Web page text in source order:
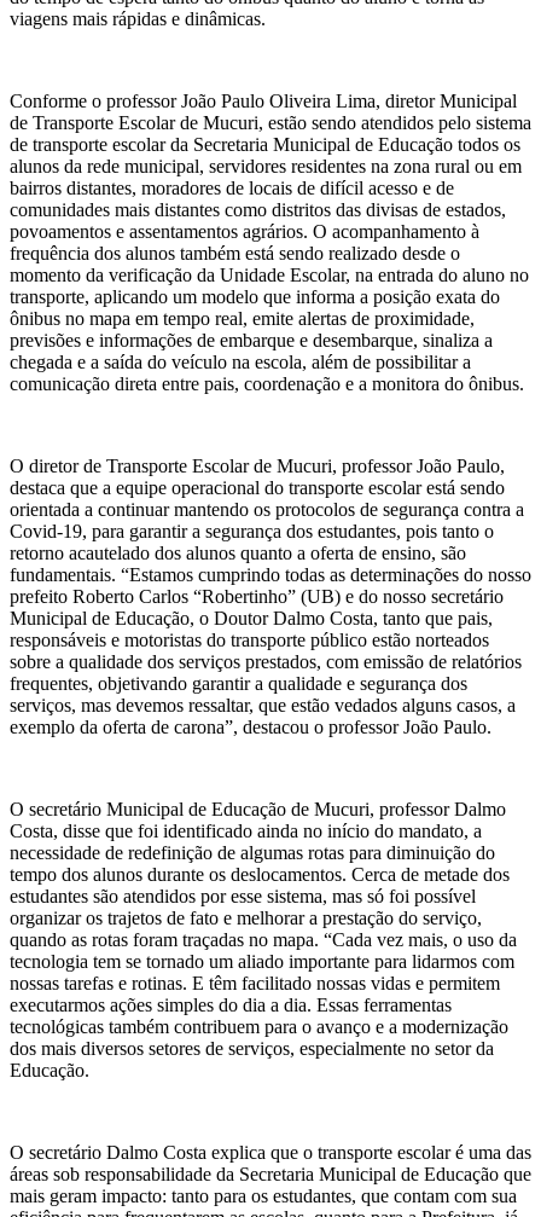
viagens mais rápidas e dinâmicas.
Conforme o professor João Paulo Oliveira Lima, diretor Municipal
de Transporte Escolar de Mucuri, estão sendo atendidos pelo sistema
de transporte escolar da Secretaria Municipal de Educação todos os
alunos da rede municipal, servidores residentes na zona rural ou em
bairros distantes, moradores de locais de difícil acesso e de
comunidades mais distantes como distritos das divisas de estados,
povoamentos e assentamentos agrários. O acompanhamento à
frequência dos alunos também está sendo realizado desde o
momento da verificação da Unidade Escolar, na entrada do aluno no
transporte, aplicando um modelo que informa a posição exata do
ônibus no mapa em tempo real, emite alertas de proximidade,
previsões e informações de embarque e desembarque, sinaliza a
chegada e a saída do veículo na escola, além de possibilitar a
comunicação direta entre pais, coordenação e a monitora do ônibus.
O diretor de Transporte Escolar de Mucuri, professor João Paulo,
destaca que a equipe operacional do transporte escolar está sendo
orientada a continuar mantendo os protocolos de segurança contra a
Covid-19, para garantir a segurança dos estudantes, pois tanto o
retorno acautelado dos alunos quanto a oferta de ensino, são
fundamentais. “Estamos cumprindo todas as determinações do nosso
prefeito Roberto Carlos “Robertinho” (UB) e do nosso secretário
Municipal de Educação, o Doutor Dalmo Costa, tanto que pais,
responsáveis e motoristas do transporte público estão norteados
sobre a qualidade dos serviços prestados, com emissão de relatórios
frequentes, objetivando garantir a qualidade e segurança dos
serviços, mas devemos ressaltar, que estão vedados alguns casos, a
exemplo da oferta de carona”, destacou o professor João Paulo.
O secretário Municipal de Educação de Mucuri, professor Dalmo
Costa, disse que foi identificado ainda no início do mandato, a
necessidade de redefinição de algumas rotas para diminuição do
tempo dos alunos durante os deslocamentos. Cerca de metade dos
estudantes são atendidos por esse sistema, mas só foi possível
organizar os trajetos de fato e melhorar a prestação do serviço,
quando as rotas foram traçadas no mapa. “Cada vez mais, o uso da
tecnologia tem se tornado um aliado importante para lidarmos com
nossas tarefas e rotinas. E têm facilitado nossas vidas e permitem
executarmos ações simples do dia a dia. Essas ferramentas
tecnológicas também contribuem para o avanço e a modernização
dos mais diversos setores de serviços, especialmente no setor da
Educação.
O secretário Dalmo Costa explica que o transporte escolar é uma das
áreas sob responsabilidade da Secretaria Municipal de Educação que
mais geram impacto: tanto para os estudantes, que contam com sua